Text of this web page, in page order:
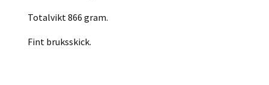
Totalvikt 866 gram.
Fint bruksskick.